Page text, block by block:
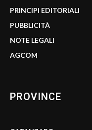
PRINCIPI EDITORIALI
PUBBLICITÀ
NOTE LEGALI
AGCOM
PROVINCE